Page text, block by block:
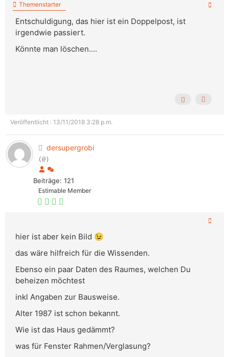
Themenstarter
Entschuldigung, das hier ist ein Doppelpost, ist
irgendwie passiert.
Könnte man löschen....
Veröffentlicht : 13/11/2018 3:28 p.m.
dersupergrobi
(@)
Beiträge: 121
Estimable Member
hier ist aber kein Bild 😉
das wäre hilfreich für die Wissenden.
Ebenso ein paar Daten des Raumes, welchen Du
beheizen möchtest
inkl Angaben zur Bausweise.
Alter 1987 ist schon bekannt.
Wie ist das Haus gedämmt?
was für Fenster Rahmen/Verglasung?